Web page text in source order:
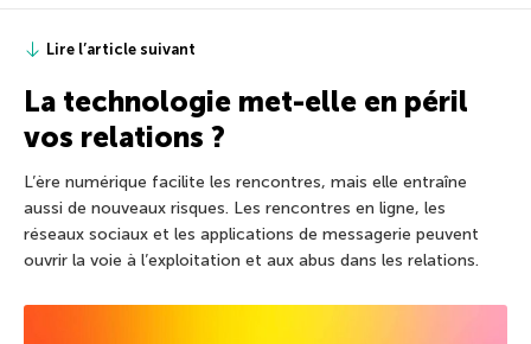
Lire l’article suivant
La technologie met-elle en péril
vos relations ?
L’ère numérique facilite les rencontres, mais elle entraîne
aussi de nouveaux risques. Les rencontres en ligne, les
réseaux sociaux et les applications de messagerie peuvent
ouvrir la voie à l’exploitation et aux abus dans les relations.